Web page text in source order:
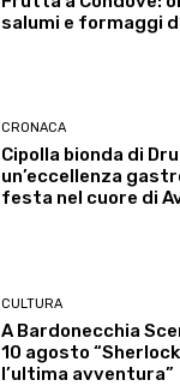
salumi e formaggi
CRONACA
Cipolla bionda di
un’eccellenza
festa nel cuore di
CULTURA
A Bardonecchia
10 agosto
l’ultima avventura”